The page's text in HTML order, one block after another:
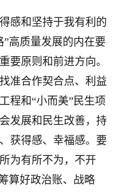
和坚持于我有利的
高质量发展的内在要
要原则和前进方向。
准合作契合点、利益
程和“小而美”民生项
发展和民生改善，持
获得感、幸福感。要
为有所不为，不开
算好政治账、战略